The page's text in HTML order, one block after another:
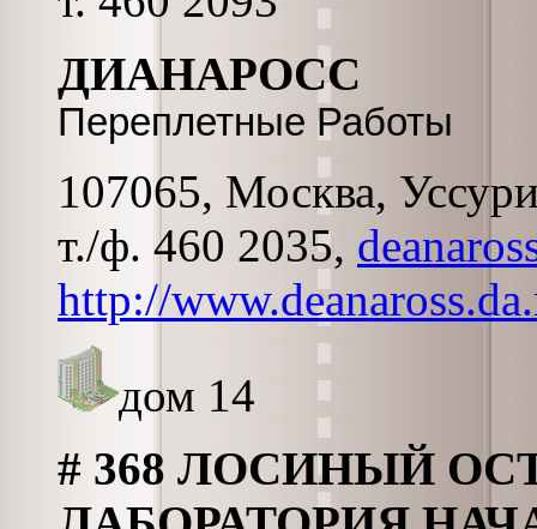
ДИАНАРОСС
Переплетные Работы
107065, Москва,
т./ф. 460 2035,
http://
дом 14
# 368 ЛОСИНЫЙ